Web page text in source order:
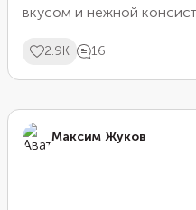
вкусом и нежной
можно заменить на
этого станет еще
2.9K 16
Максим Жуков